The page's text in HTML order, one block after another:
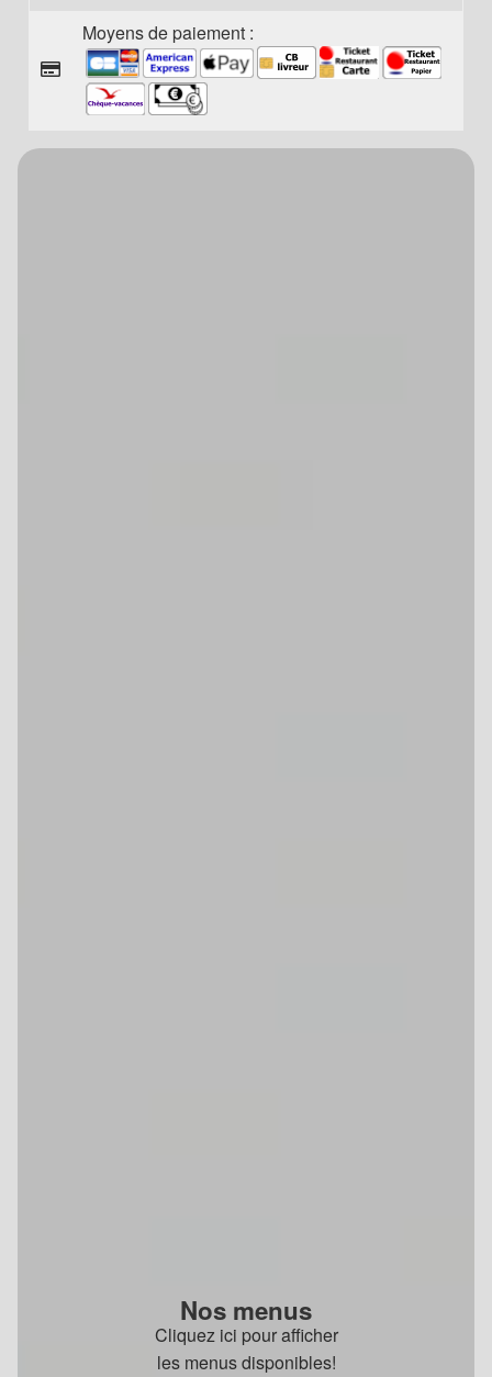
Moyens de paiement :
Nos menus
Cliquez ici pour afficher
les menus disponibles!